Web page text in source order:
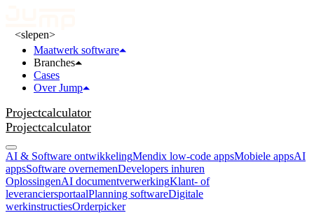
Maatwerk software
Branches
Cases
Over Jump
Projectcalculator
Projectcalculator
AI & Software ontwikkelingMendix low-code appsMobiele appsAI
appsSoftware overnemenDevelopers inhuren
OplossingenAI documentverwerkingKlant- of
leveranciersportaalPlanning softwareDigitale
werkinstructiesOrderpicker
<slepen>